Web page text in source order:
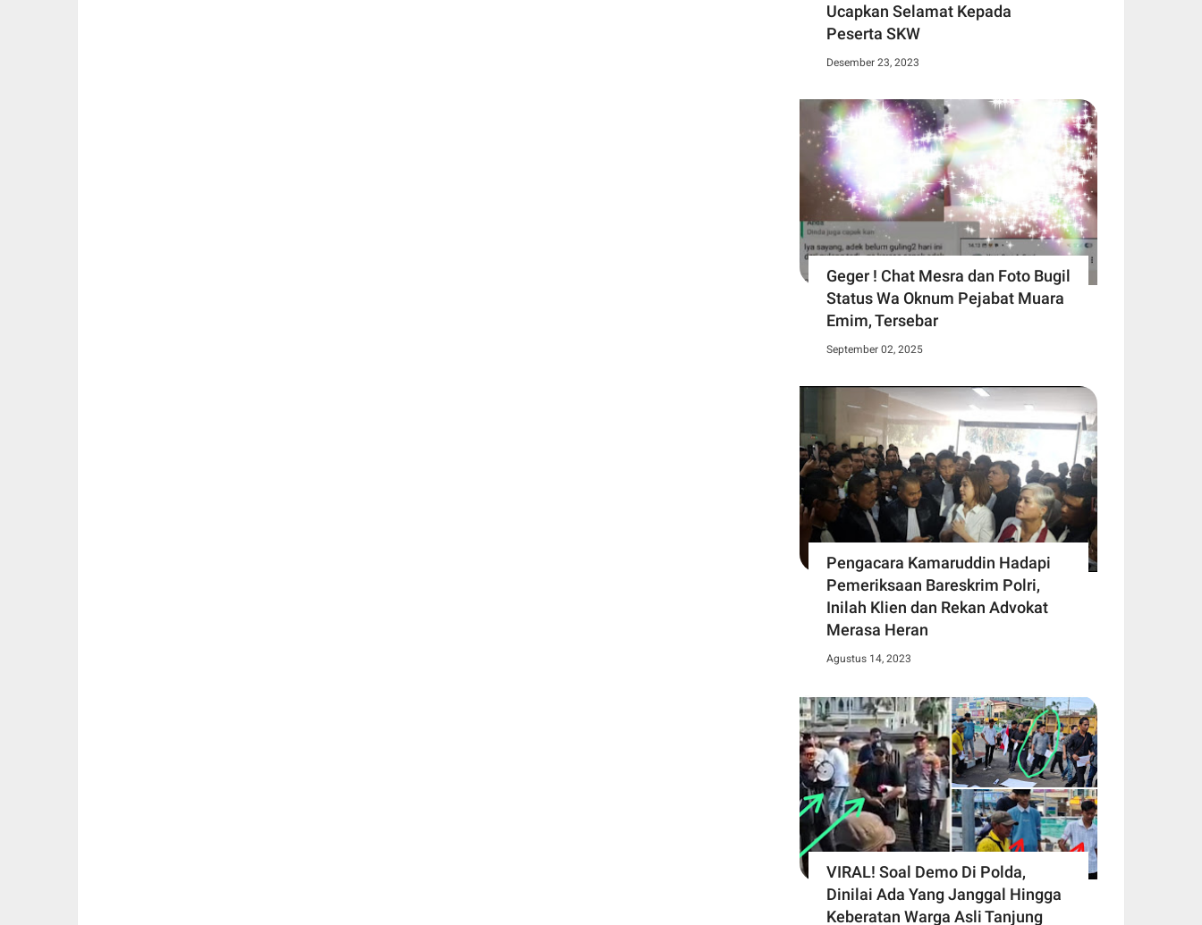
Ucapkan Selamat Kepada
Peserta SKW
Desember 23, 2023
Geger ! Chat Mesra dan Foto Bugil
Status Wa Oknum Pejabat Muara
Emim, Tersebar
September 02, 2025
Pengacara Kamaruddin Hadapi
Pemeriksaan Bareskrim Polri,
Inilah Klien dan Rekan Advokat
Merasa Heran
Agustus 14, 2023
VIRAL! Soal Demo Di Polda,
Dinilai Ada Yang Janggal Hingga
Keberatan Warga Asli Tanjung